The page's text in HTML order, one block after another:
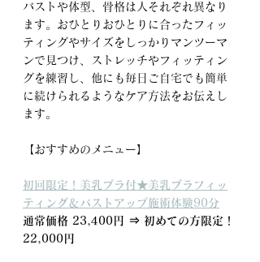
バストや体型、骨格は人それぞれ異なり
ます。おひとりおひとりに合ったフィッ
ティングやサイズをしっかりマンツーマ
ンで見つけ、ストレッチやフィッティン
グを練習し、他にも毎日ご自宅でも簡単
に続けられるようなケア方法をお伝えし
ます。
【おすすめのメニュー】
初回限定！美乳ブラ付★美乳ブラフィッ
ティング＆バストアップ施術体験90分
通常価格 23,400円 ⇒ 初めての方限定！
22,000円